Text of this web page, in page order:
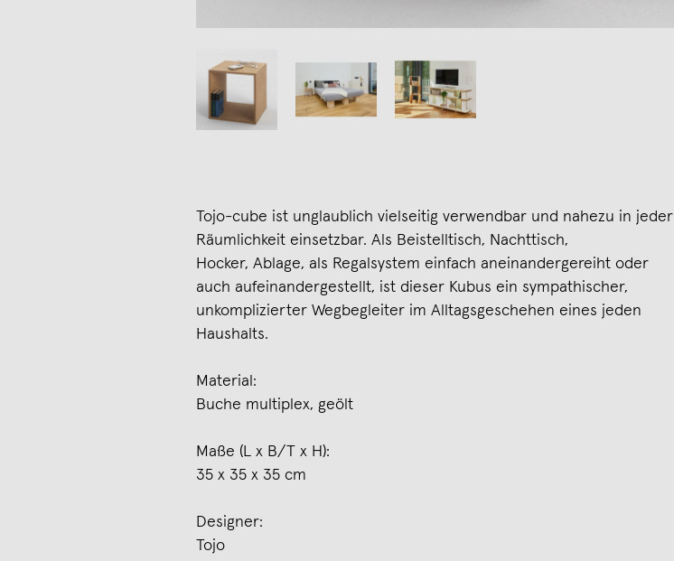
Tojo-cube ist unglaublich vielseitig verwendbar und nahezu in jeder
Räumlichkeit einsetzbar. Als Beistelltisch, Nachttisch,
Hocker, Ablage, als Regalsystem einfach aneinandergereiht oder
auch aufeinandergestellt, ist dieser Kubus ein sympathischer,
unkomplizierter Wegbegleiter im Alltagsgeschehen eines jeden
Haushalts.
Material:
Buche multiplex, geölt
Maße (L x B/T x H):
35 x 35 x 35 cm
Designer:
Tojo